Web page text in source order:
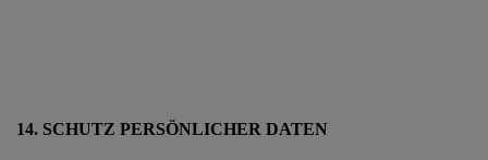
14. SCHUTZ PERSÖNLICHER DATEN